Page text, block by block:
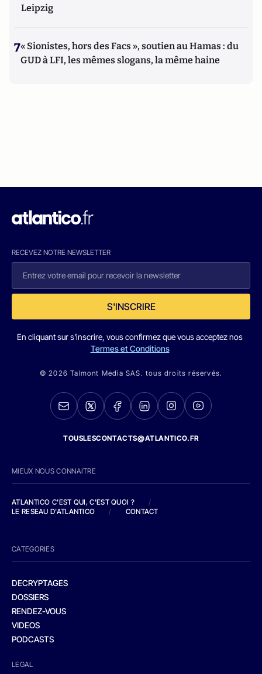
Leipzig
7« Sionistes, hors des Facs », soutien au Hamas : du
GUD à LFI, les mêmes slogans, la même haine
RECEVEZ NOTRE NEWSLETTER
S'INSCRIRE
En cliquant sur s'inscrire, vous confirmez que vous acceptez nos
Termes et Conditions
© 2026 Talmont Media SAS. tous droits réservés.
TOUSLESCONTACTS@ATLANTICO.FR
MIEUX NOUS CONNAITRE
ATLANTICO C'EST QUI, C'EST QUOI ?
/
LE RESEAU D'ATLANTICO
/ CONTACT
CATEGORIES
DECRYPTAGES
DOSSIERS
RENDEZ-VOUS
VIDEOS
PODCASTS
LEGAL